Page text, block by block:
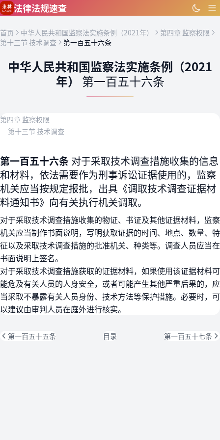
跳到主要内容
法律法规速查
首页 中华人民共和国监察法实施条例（2021年）
第四章 监察权限
第十三节 技术调查
第一百五十六条
中华人民共和国监察法实施条例（2021
年） 第一百五十六条
第四章 监察权限
第十三节 技术调查
第一百五十六条 对于采取技术调查措施收集的信息
和材料，依法需要作为刑事诉讼证据使用的，监察
机关应当按规定报批，出具《调取技术调查证据材
料通知书》向有关执行机关调取。
对于采取技术调查措施收集的物证、书证及其他证据材料，监察
机关应当制作书面说明，写明获取证据的时间、地点、数量、特
征以及采取技术调查措施的批准机关、种类等。调查人员应当在
书面说明上签名。
对于采取技术调查措施获取的证据材料，如果使用该证据材料可
能危及有关人员的人身安全，或者可能产生其他严重后果的，应
当采取不暴露有关人员身份、技术方法等保护措施。必要时，可
以建议由审判人员在庭外进行核实。
第一百五十五条 目录 第一百五十七条